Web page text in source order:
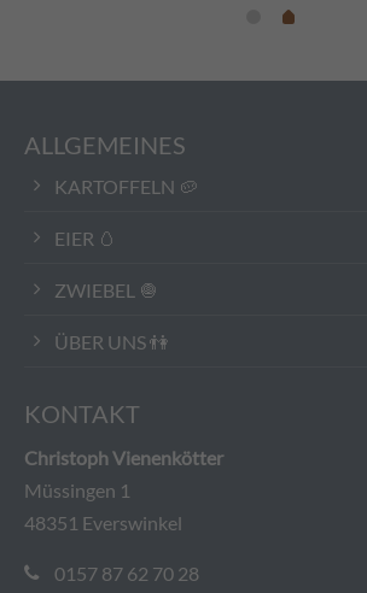
ALLGEMEINES
KARTOFFELN 🥔
EIER 🥚
ZWIEBEL 🧅
ÜBER UNS 👫
KONTAKT
Christoph Vienenkötter
Müssingen 1
48351 Everswinkel
0157 87 62 70 28